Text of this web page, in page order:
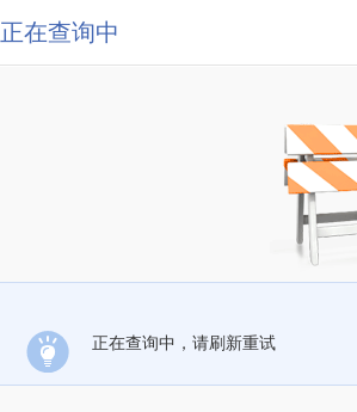
正在查询中
正在查询中，请刷新重试